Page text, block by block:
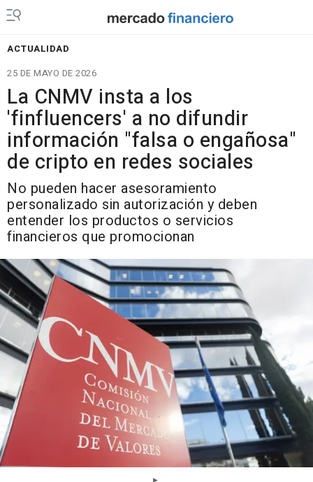
ACTUALIDAD
25 DE MAYO DE 2026
La CNMV insta a los
'finfluencers' a no difundir
información "falsa o engañosa"
de cripto en redes sociales
No pueden hacer asesoramiento
personalizado sin autorización y deben
entender los productos o servicios
financieros que promocionan